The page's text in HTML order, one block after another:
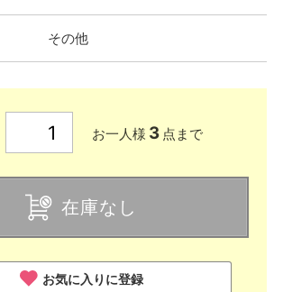
その他
お一人様 3 点まで
在庫なし
お気に入りに登録